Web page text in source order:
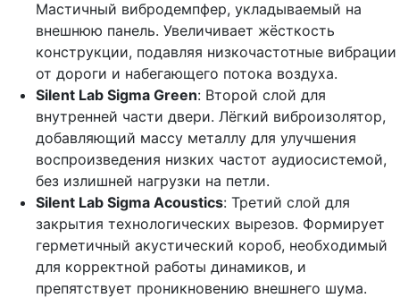
Мастичный вибродемпфер, укладываемый на
внешнюю панель. Увеличивает жёсткость
конструкции, подавляя низкочастотные вибрации
от дороги и набегающего потока воздуха.
Silent Lab Sigma Green: Второй слой для
внутренней части двери. Лёгкий виброизолятор,
добавляющий массу металлу для улучшения
воспроизведения низких частот аудиосистемой,
без излишней нагрузки на петли.
Silent Lab Sigma Acoustics: Третий слой для
закрытия технологических вырезов. Формирует
герметичный акустический короб, необходимый
для корректной работы динамиков, и
препятствует проникновению внешнего шума.